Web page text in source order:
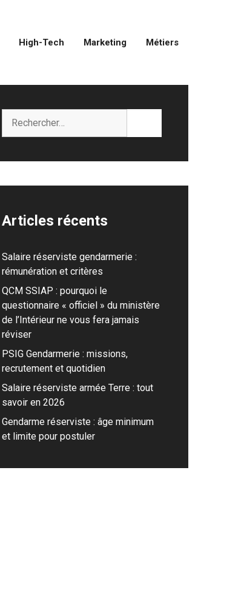
High-Tech Marketing Métiers
Articles récents
Salaire réserviste gendarmerie :
rémunération et critères
QCM SSIAP : pourquoi le
questionnaire « officiel » du ministère
de l’Intérieur ne vous fera jamais
réviser
PSIG Gendarmerie : missions,
recrutement et quotidien
Salaire réserviste armée Terre : tout
savoir en 2026
Gendarme réserviste : âge minimum
et limite pour postuler